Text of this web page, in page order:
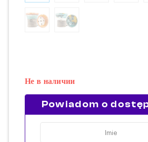
Не в наличии
Powiadom o